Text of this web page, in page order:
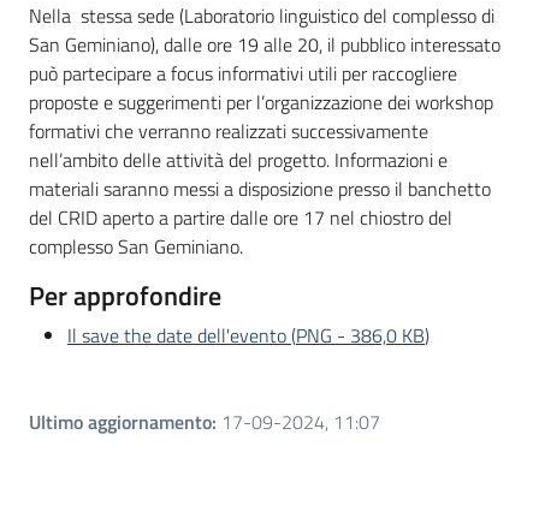
Nella stessa sede (Laboratorio linguistico del complesso di
San Geminiano), dalle ore 19 alle 20, il pubblico interessato
può partecipare a focus informativi utili per raccogliere
proposte e suggerimenti per l’organizzazione dei workshop
formativi che verranno realizzati successivamente
nell’ambito delle attività del progetto. Informazioni e
materiali saranno messi a disposizione presso il banchetto
del CRID aperto a partire dalle ore 17 nel chiostro del
complesso San Geminiano.
Per approfondire
Il save the date dell'evento(PNG - 386,0 KB)
Ultimo aggiornamento: 17-09-2024, 11:07